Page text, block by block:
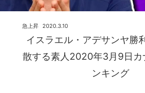
イスラエル・アデサンヤ勝
散する素人2020年3月9日カ
ンキング
2020.3.10
急上昇